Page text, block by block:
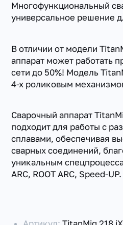
Многофункциональный
универсальное решение
В отличии от модели
аппарат может работать
сети до 50%! Модель
4-х роликовым
Сварочный аппарат
подходит для работы с
сплавами, обеспечивая
сварных соединений,
уникальным
ARC, ROOT ARC, Speed-UP.